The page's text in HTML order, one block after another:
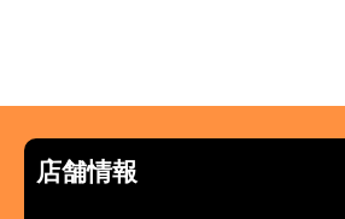
店舗情報